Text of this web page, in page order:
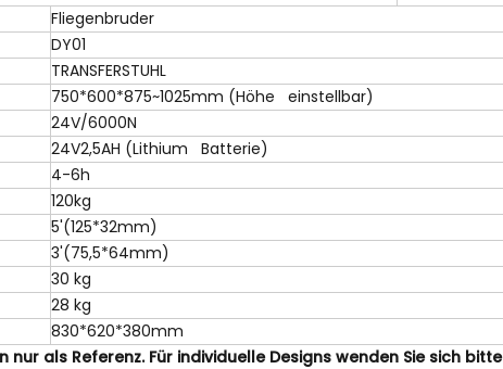
Fliegenbruder
DY01
TRANSFERSTUHL
750*600*875~1025mm (Höhe einstellbar)
24V/6000N
24V2,5AH (Lithium Batterie)
4-6h
120kg
5'(125*32mm)
3'(75,5*64mm)
30 kg
28 kg
830*620*380mm
als Referenz. Für individuelle Designs wenden Sie sich